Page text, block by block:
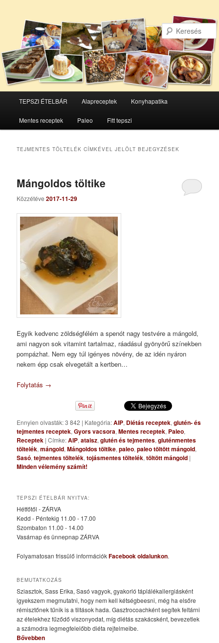
Tovább
az
Tovább
a
másodlagos
TEPSZI ÉTELBÁR Alapreceptek Konyhapatika
Mentes receptek Paleo Fitt tepszi
TEJMENTES TÖLTELÉK CÍMKÉVEL JELÖLT BEJEGYZÉSEK
Mángoldos töltike
Közzétéve2017-11-29
Egyik kedvenc zöldségfélém a spenót nagy testvére a mángold,
ami nagyon sok vitamint tartalmaz, ráadásul gyönyörű színekben
pompázhat. Nem egy túl igényes növény, de az idén nyáron
nekem épp csak elvegetált a kertben…
Folytatás →
Ennyien olvasták: 3 842 | Kategória:AIP, Diétás receptek,glutén- és
tejmentes receptek,Gyors vacsora,Mentes receptek, Paleo,
Receptek |Címke:AIP,ataisz,glutén és tejmentes,gluténmentes
töltelék,mángold,Mángoldos töltike,paleo,paleo töltött mángold,
Sasó,tejmentes töltelék,tojásmentes töltelék,töltött mángold |
Minden vélemény számít!
TEPSZI ÉTELBÁR NYITVA:
Hétfőtől - ZÁRVA
Kedd - Péntekig 11.00 - 17.00
Szombaton 11.00 - 14.00
Vasárnap és ünnepnap ZÁRVA
Folyamatosan frissülő információkFacebook oldalunkon.
BEMUTATKOZÁS
Sziasztok, Sass Erika, Sasó vagyok, gyakorló táplálékallergiásként
igyekszem megmutatni, hogy nem kell kétségbeesni, még ha elsőre
rémisztőnek tűnik is a tiltások hada. Gasztrocoachként segítek feltárni
az ételekhez fűződő viszonyodat, míg diétás szakácsként, bevezetlek
a számodra legmegfelelőbb diéta rejtelmeibe.
Bővebben